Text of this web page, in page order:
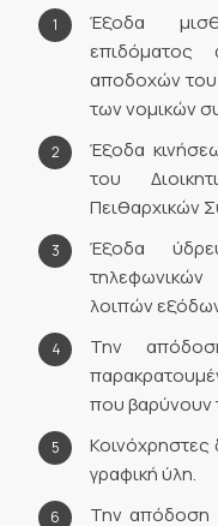
Έξοδα
επιδόματος
αποδοχών
των νομικών
Έξοδα
του
Πειθαρχικών
Έξοδα
λοιπών
Την
που βαρύνουν
Κοινόχρηστες
γραφική ύλη.
Την απόδοση